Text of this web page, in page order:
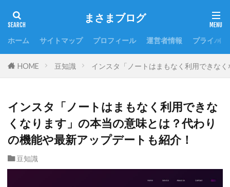
まさまブログ
ホーム サイトマップ プロフィール 運営者情報 プライバ
HOME 豆知識 インスタ「ノートはまもなく利用できな
インスタ「ノートはまもなく利用できな
くなります」の本当の意味とは？代わり
の機能や最新アップデートも紹介！
豆知識